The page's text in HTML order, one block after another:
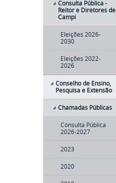
Consulta Pública -
Reitor e Diretores de
Campi
Eleições 2026-
2030
Eleições 2022-
2026
Conselho de Ensino,
Pesquisa e Extensão
Chamadas Públicas
Consulta Pública
2026-2027
2023
2020